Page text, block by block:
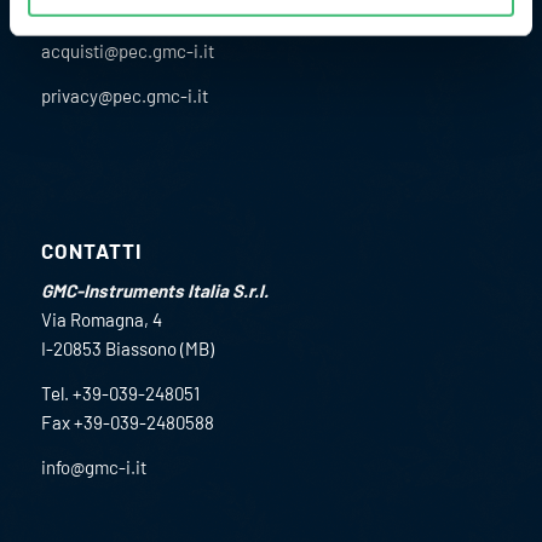
CONTATTACI:
acquisti@pec.gmc-i.it
privacy@pec.gmc-i.it
CONTATTI
GMC-Instruments Italia S.r.l.
Via Romagna, 4
I-20853 Biassono (MB)
Tel. +39-039-248051
Fax +39-039-2480588
info@gmc-i.it